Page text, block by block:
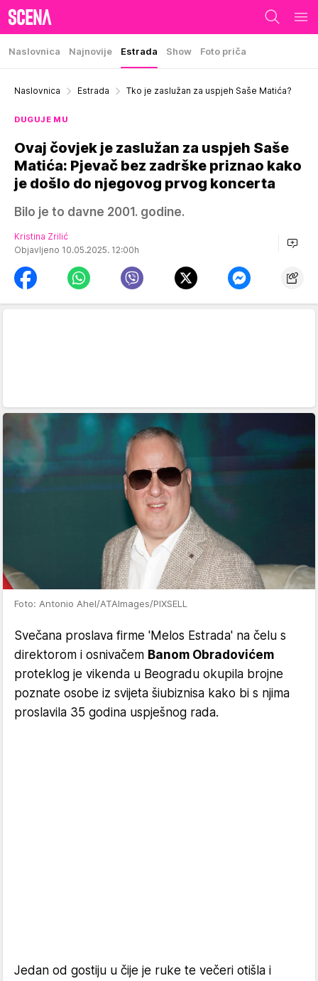
Naslovnica Najnovije Estrada Show Foto priča
Naslovnica Estrada Tko je zaslužan za uspjeh Saše Matića?
DUGUJE MU
Ovaj čovjek je zaslužan za uspjeh Saše
Matića: Pjevač bez zadrške priznao kako
je došlo do njegovog prvog koncerta
Bilo je to davne 2001. godine.
Kristina Zrilić
Objavljeno 10.05.2025. 12:00h
Foto: Antonio Ahel/ATAImages/PIXSELL
Svečana proslava firme 'Melos Estrada' na čelu s
direktorom i osnivačem Banom Obradovićem
proteklog je vikenda u Beogradu okupila brojne
poznate osobe iz svijeta šiubiznisa kako bi s njima
proslavila 35 godina uspješnog rada.
Jedan od gostiju u čije je ruke te večeri otišla i